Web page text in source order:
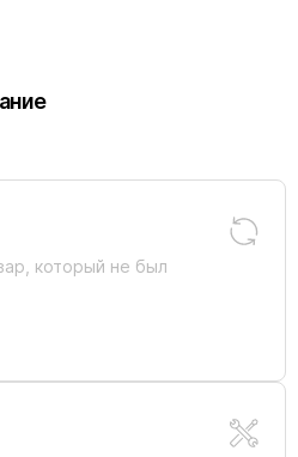
который не был